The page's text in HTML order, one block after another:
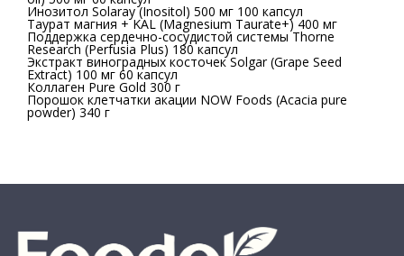
Инозитол Solaray (Inositol) 500 мг 100 капсул
Таурат магния + KAL (Magnesium Taurate+) 400 мг
Поддержка сердечно-сосудистой системы Thorne
Research (Perfusia Plus) 180 капсул
Экстракт виноградных косточек Solgar (Grape Seed
Extract) 100 мг 60 капсул
Коллаген Pure Gold 300 г
Порошок клетчатки акации NOW Foods (Acacia pure
powder) 340 г